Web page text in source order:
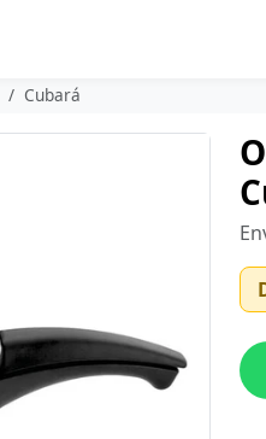
Cubará